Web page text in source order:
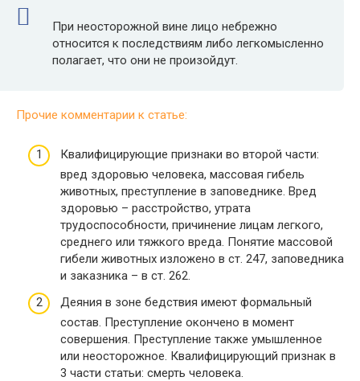
При неосторожной вине лицо небрежно
относится к последствиям либо легкомысленно
полагает, что они не произойдут.
Прочие комментарии к статье:
Квалифицирующие признаки во второй части:
вред здоровью человека, массовая гибель
животных, преступление в заповеднике. Вред
здоровью – расстройство, утрата
трудоспособности, причинение лицам легкого,
среднего или тяжкого вреда. Понятие массовой
гибели животных изложено в ст. 247, заповедника
и заказника – в ст. 262.
Деяния в зоне бедствия имеют формальный
состав. Преступление окончено в момент
совершения. Преступление также умышленное
или неосторожное. Квалифицирующий признак в
3 части статьи: смерть человека.